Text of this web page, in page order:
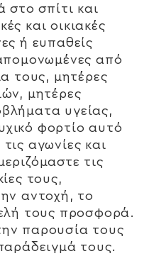
στο σπίτι και
και οικιακές
ή ευπαθείς
από
τους, μητέρες
μητέρες
υγείας,
φορτίο αυτό
αγωνίες και
τις
τους,
αντοχή, το
τους προσφορά.
παρουσία τους
τους.